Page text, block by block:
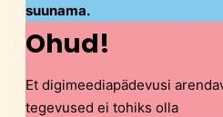
suunama.
Ohud!
Et digimeediapädevusi
tegevused ei tohiks olla